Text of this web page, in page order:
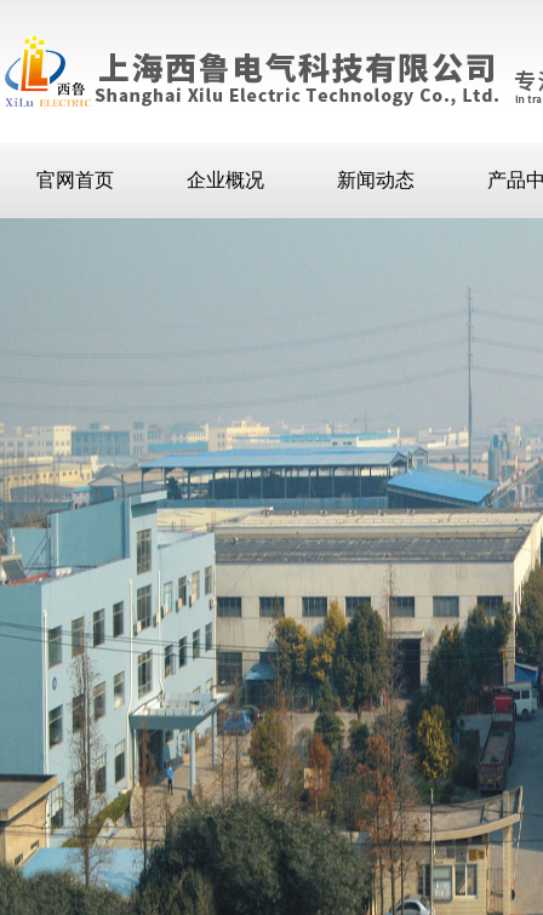
官网首页 企业概况 新闻动态 产品